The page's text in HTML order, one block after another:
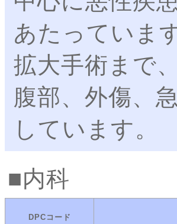
あたっていま
拡大手術まで
腹部、外傷、
しています。
内科
DPCコード